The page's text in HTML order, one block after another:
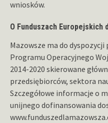
wniosków.
O Funduszach Europejskich
Mazowsze ma do
Programu Operacyjnego
2014-2020 skierowane
przedsiębiorców, sektora
Szczegółowe informacje o
unijnego dofinansowania